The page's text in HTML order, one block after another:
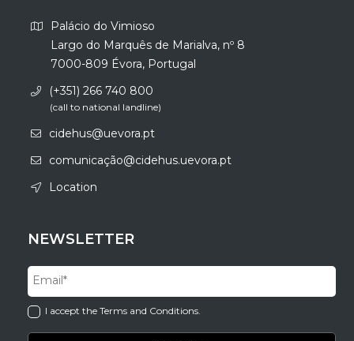
Palácio do Vimioso
Largo do Marquês de Marialva, nº 8
7000-809 Évora, Portugal
(+351) 266 740 800
(call to national landline)
cidehus@uevora.pt
comunicação@cidehus.uevora.pt
Location
NEWSLETTER
I accept the Terms and Conditions.